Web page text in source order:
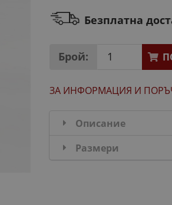
Безплатна
Брой:
ЗА ИНФОРМАЦИЯ И
Описание
Размери